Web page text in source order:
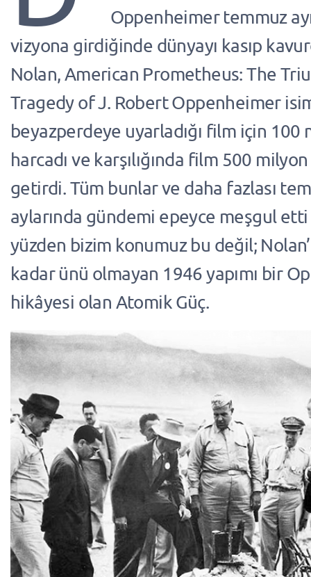
Oppenheimer temmuz
vizyona girdiğinde dünyayı kasıp
Nolan, American Prometheus: The
Tragedy of J. Robert Oppenheimer
beyazperdeye uyarladığı film için 100
harcadı ve karşılığında film 500
getirdi. Tüm bunlar ve daha fazlası
aylarında gündemi epeyce meşgul etti
yüzden bizim konumuz bu değil;
kadar ünü olmayan 1946 yapımı bir
hikâyesi olan Atomik Güç.